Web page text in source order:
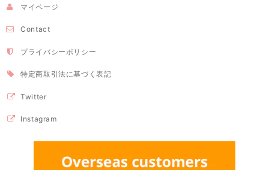
マイページ
Contact
プライバシーポリシー
特定商取引法に基づく表記
Twitter
Instagram